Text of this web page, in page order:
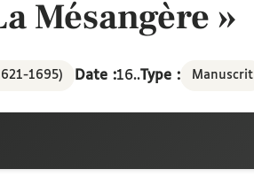
Mésangère »
1695) Date :16..Type : Manuscrit